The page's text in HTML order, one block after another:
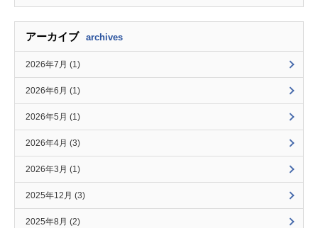
アーカイブ archives
2026年7月 (1)
2026年6月 (1)
2026年5月 (1)
2026年4月 (3)
2026年3月 (1)
2025年12月 (3)
2025年8月 (2)